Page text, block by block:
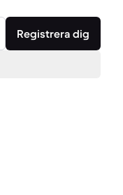
Registrera dig